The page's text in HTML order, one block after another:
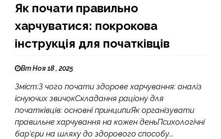
Як почати правильно
харчуватися: покрокова
інструкція для початківців
Вт Ноя 18 , 2025
Зміст:З чого почати здорове харчування: аналіз
існуючих звичокСкладання раціону для
початківців: основні принципиЯк організувати
правильне харчування на кожен деньПсихологічні
бар’єри на шляху до здорового способу...